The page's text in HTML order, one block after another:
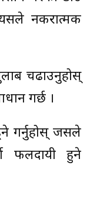
नकरात्मक
चढाउनुहोस्
गर्छ ।
गर्नुहोस् जसले
फलदायी हुने